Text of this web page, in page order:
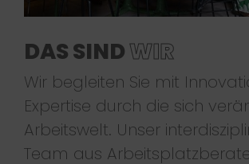
DAS SINDWIR
Wir begleiten Sie mit
Expertise durch die sich
Arbeitswelt. Unser
Team aus